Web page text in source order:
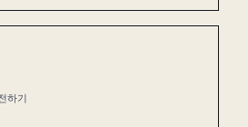
하기